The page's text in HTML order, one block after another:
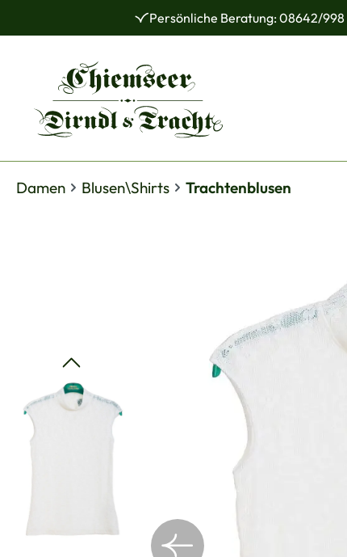
Hauptinhalt springen
Zur Hauptnavigation springenPersönliche Beratung: 08642/998
Damen Blusen\Shirts Trachtenblusen